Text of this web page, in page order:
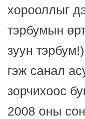
хорооллыг
тэрбумын
зуун тэрбум!)
гэж санал
зорчихоос
2008 оны